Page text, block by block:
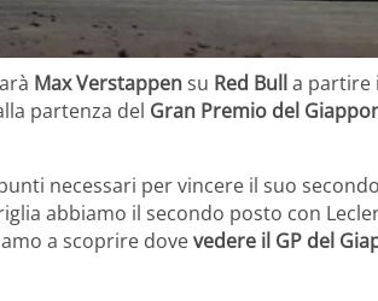
Max Verstappensu Red Bull a partire
partenza del Gran Premio del
necessari per vincere il suo
abbiamo il secondo posto con
a scoprire dovevedere il GP del